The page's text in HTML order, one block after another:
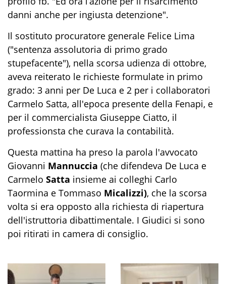
danni anche per ingiusta detenzione".
Il sostituto procuratore generale Felice Lima
("sentenza assolutoria di primo grado
stupefacente"), nella scorsa udienza di ottobre,
aveva reiterato le richieste formulate in primo
grado: 3 anni per De Luca e 2 per i collaboratori
Carmelo Satta, all'epoca presente della Fenapi, e
per il commercialista Giuseppe Ciatto, il
professionsta che curava la contabilità.
Questa mattina ha preso la parola l'avvocato
Giovanni Mannuccia (che difendeva De Luca e
Carmelo Satta insieme ai colleghi Carlo
Taormina e Tommaso Micalizzi), che la scorsa
volta si era opposto alla richiesta di riapertura
dell'istruttoria dibattimentale. I Giudici si sono
poi ritirati in camera di consiglio.